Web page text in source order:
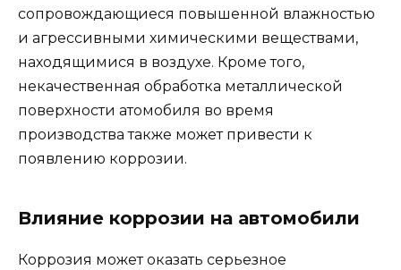
сопровождающиеся повышенной влажностью
и агрессивными химическими веществами,
находящимися в воздухе. Кроме того,
некачественная обработка металлической
поверхности атомобиля во время
производства также может привести к
появлению коррозии.
Влияние коррозии на автомобили
Коррозия может оказать серьезное